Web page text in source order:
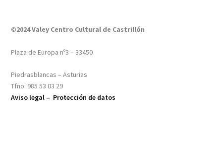
©2024 Valey Centro Cultural de Castrillón
Plaza de Europa nº3 – 33450
Piedrasblancas – Asturias
Tfno: 985 53 03 29
Aviso legal – Protección de datos